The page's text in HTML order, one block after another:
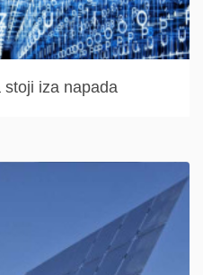
iza napada